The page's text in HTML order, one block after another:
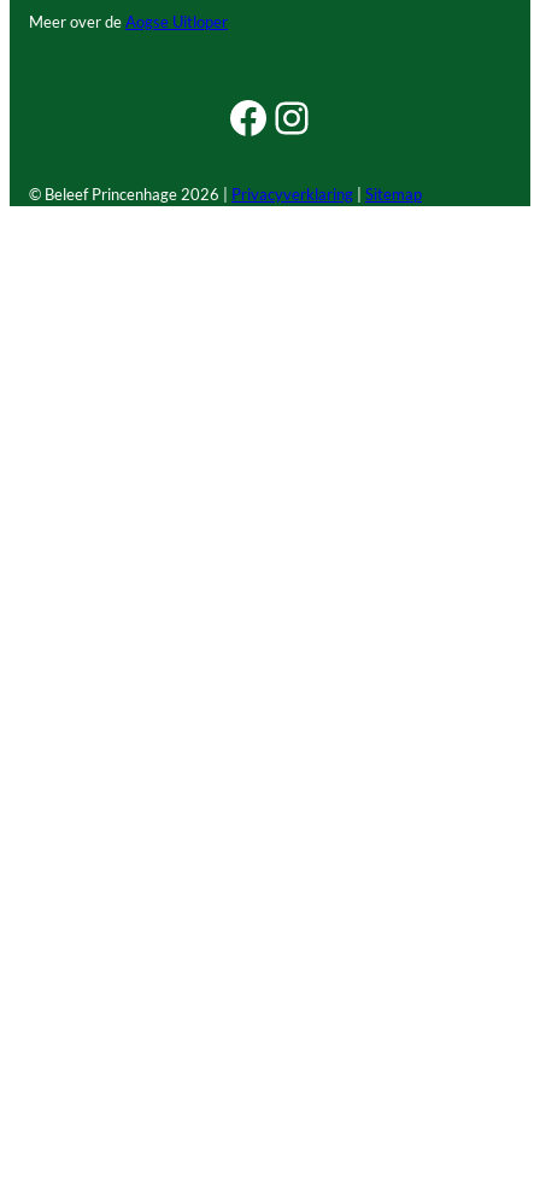
Meer over deAogse Uitloper
Facebook Beleef Princenhage
Instagram Beleef Princenhage
© Beleef Princenhage2026 | Privacyverklaring Sitemap